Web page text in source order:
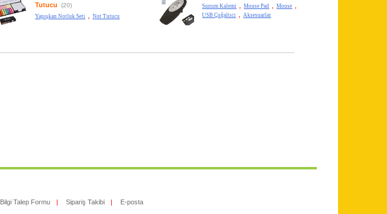
Tutucu (20)
Yapışkan Notluk Seti ,Not Tutucu
Sunum Kalemi ,Mouse Pad ,Mouse ,
USB Çoğaltıcı ,Aksesuarlar
Bilgi Talep Formu | Sipariş Takibi | E-posta